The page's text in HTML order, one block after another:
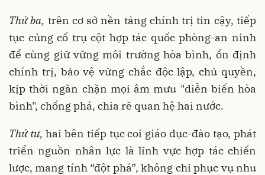
Thứ ba, trên cơ sở nền tảng chính trị tin cậy, tiếp
tục củng cố trụ cột hợp tác quốc phòng-an ninh
để cùng giữ vững môi trường hòa bình, ổn định
chính trị, bảo vệ vững chắc độc lập, chủ quyền,
kịp thời ngăn chặn mọi âm mưu "diễn biến hòa
bình", chống phá, chia rẽ quan hệ hai nước.
Thứ tư, hai bên tiếp tục coi giáo dục-đào tạo, phát
triển nguồn nhân lực là lĩnh vực hợp tác chiến
lược, mang tính “đột phá”, không chỉ phục vụ nhu